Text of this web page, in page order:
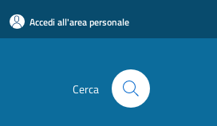
Accedi all'area personale
Cerca